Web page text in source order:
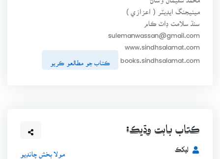
مينيجنگ ايڊيٽر ( اعزازي )
سنڌ سلامت ڊاٽ ڪام
sulemanwassan@gmail.com
www.sindhsalamat.com
books.sindhsalamat.com
ڪتاب جو مطالعو ڪريو
ڪتاب بابت وڌيڪ:
ليکڪ مولا بخش چانڊيو